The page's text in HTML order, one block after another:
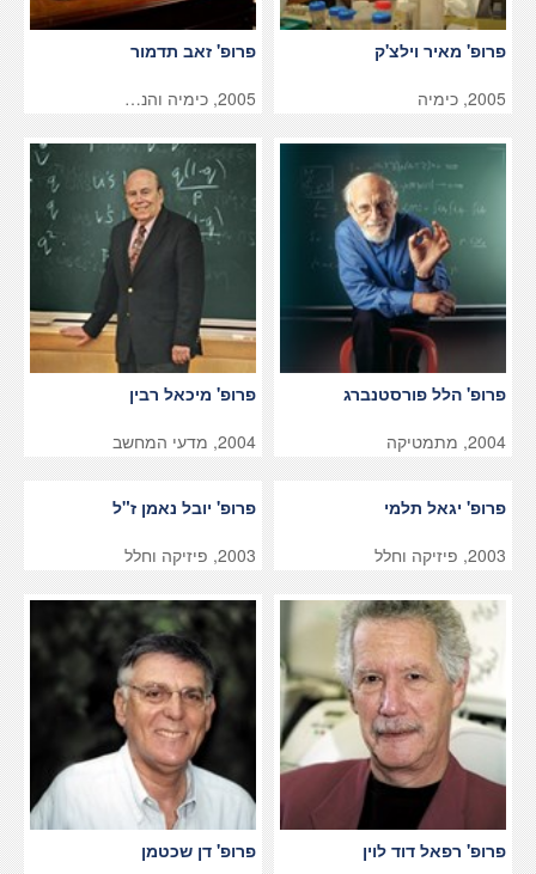
פרופ' מאיר וילצ'ק
2005, כימיה
פרופ' זאב תדמור
2005, כימיה והנ…
פרופ' הלל פורסטנברג
2004, מתמטיקה
פרופ' מיכאל רבין
2004, מדעי המחשב
פרופ' יגאל תלמי
2003, פיזיקה וחלל
פרופ' יובל נאמן ז"ל
2003, פיזיקה וחלל
פרופ' רפאל דוד לוין פרופ' דן שכטמן